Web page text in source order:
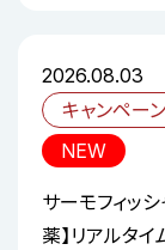
2026.08.03
キャンペー
NEW
サーモフィッシ
薬】リアルタ